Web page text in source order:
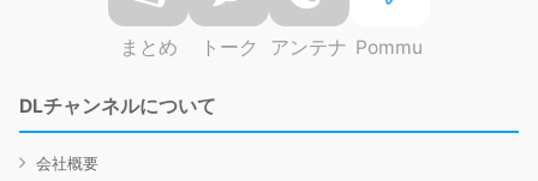
まとめ トーク アンテナ Pommu
DLチャンネルについて
会社概要